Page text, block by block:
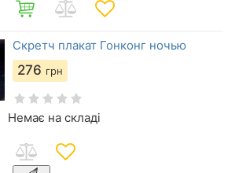
Скретч плакат Гонконг ночью
276 грн
Немає на складі